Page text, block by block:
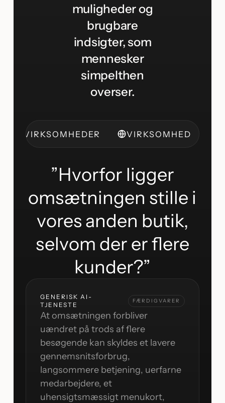
muligheder og
brugbare
indsigter, som
mennesker
simpelthen
overser.
VIRKSOMHEDER VIRKSOMHED
”Hvorfor ligger
omsætningen stille i
vores anden butik,
selvom der er flere
kunder?”
GENERISK AI-
TJENESTE
FÆRDIGVARER
At omsætningen forbliver
uændret på trods af flere
besøgende kan skyldes et lavere
gennemsnitsforbrug,
langsommere betjening, uerfarne
medarbejdere, et
uhensigtsmæssigt menukort,